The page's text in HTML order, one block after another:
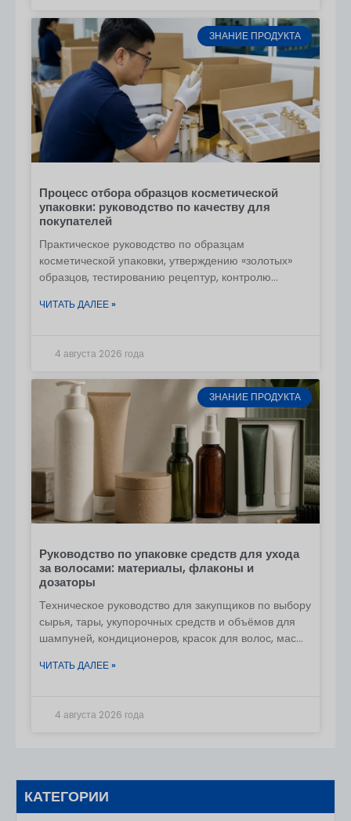
КАТЕГОРИИ
предпочтений в оформлении, чтобы дизайн
соответствовал вашим ожиданиям.
Закажите образцы перед серийным
производством
Всегда запрашивайте образец перед
подтверждением полного заказа на
производство. Это поможет убедиться, что
конечный продукт соответствует вашим
ожиданиям в отношении дизайна и качества.
Заранее планируйте выполнение
индивидуальных заказов
Нестандартный дизайн, особенно для бутылок
уникальной формы или особенностей, может
потребовать дополнительного времени на
создание пресс-формы. Лучше всего
заблаговременно.
На протяжении всего процесса поддерживайте
связь с менеджером проекта для получения
обновлений и внесения корректировок. Это
обеспечит бесперебойное производство и
своевременную доставку.
Упаковка Boyu, Мы готовы поддержать
видение вашего бренда, предоставив
Премиальная,
индивидуальная упаковка для парфюмерии
которая выделяется на рынке. Если вы готовы
вывести свою упаковку для ароматов на новый
консультации и давайте начнем!
ЗНАНИЕ ПРОДУКТА
Процесс отбора образцов косметической
упаковки: руководство по качеству для
покупателей
Практическое руководство по образцам
косметической упаковки, утверждению «золотых»
образцов, тестированию рецептур, контролю
ЧИТАТЬ ДАЛЕЕ »
4 августа 2026 года
ЗНАНИЕ ПРОДУКТА
Руководство по упаковке средств для ухода
за волосами: материалы, флаконы и
дозаторы
Техническое руководство для закупщиков по выбору
сырья, тары, укупорочных средств и объёмов для
шампуней, кондиционеров, красок для волос, масок,
ЧИТАТЬ ДАЛЕЕ »
4 августа 2026 года